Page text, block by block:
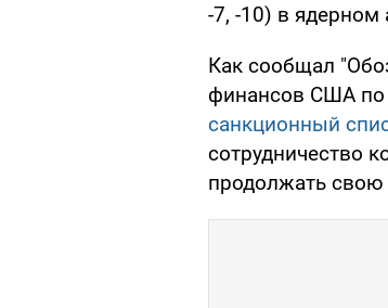
-7, -10) в
Как сообщал
финансов США по
санкционный
сотрудничество
продолжать свою